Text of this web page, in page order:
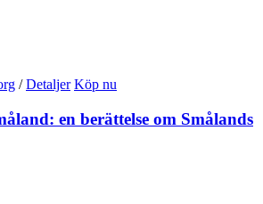
/ Detaljer Köp nu
en berättelse om Smålands